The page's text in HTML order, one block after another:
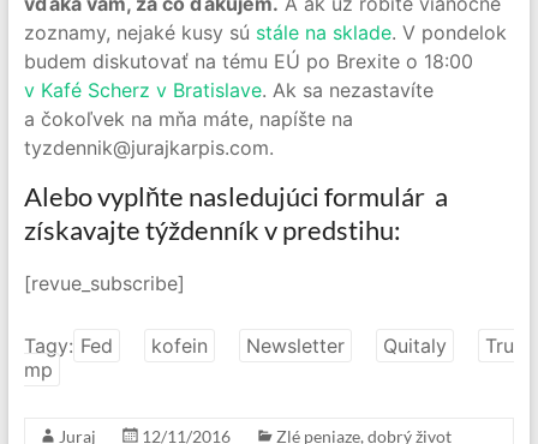
zoznamy, nejaké kusy sú stále na sklade. V pondelok
budem diskutovať na tému EÚ po Brexite o 18:00
v Kafé Scherz v Bratislave. Ak sa nezastavíte
a čokoľvek na mňa máte, napíšte na
tyzdennik@jurajkarpis.com.
Alebo vyplňte nasledujúci formulár a
získavajte týždenník v predstihu:
[revue_subscribe]
Tagy: Fed kofein Newsletter Quitaly
Tru
mp
Juraj 12/11/2016
Zlé peniaze, dobrý život